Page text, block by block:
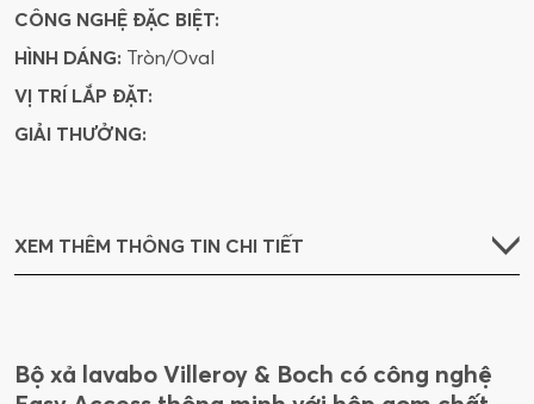
CÔNG NGHỆ ĐẶC BIỆT:
HÌNH DÁNG: Tròn/Oval
VỊ TRÍ LẮP ĐẶT:
GIẢI THƯỞNG:
XEM THÊM THÔNG TIN CHI TIẾT
Bộ xả lavabo Villeroy & Boch có công nghệ